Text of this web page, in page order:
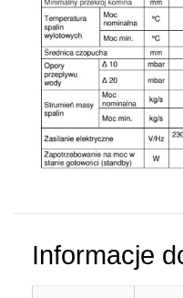
Informacje